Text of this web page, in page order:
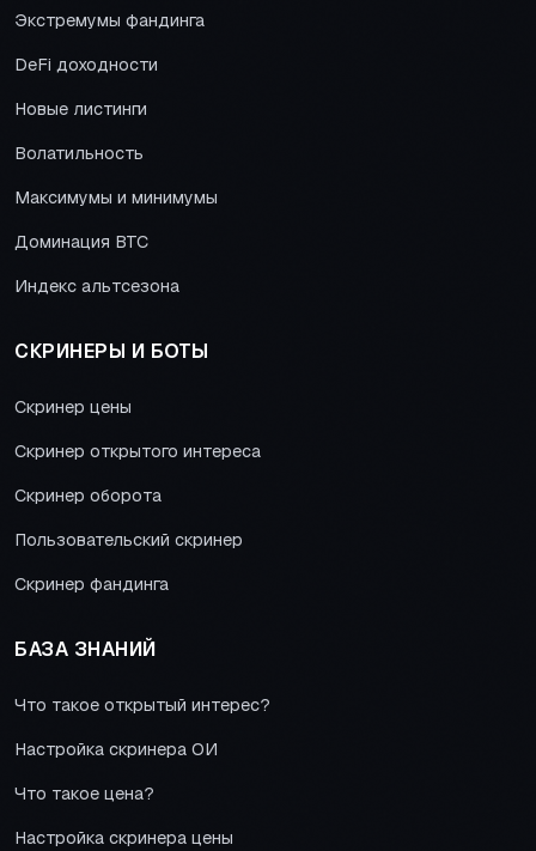
Экстремумы фандинга
DeFi доходности
Новые листинги
Волатильность
Максимумы и минимумы
Доминация BTC
Индекс альтсезона
СКРИНЕРЫ И БОТЫ
Скринер цены
Скринер открытого интереса
Скринер оборота
Пользовательский скринер
Скринер фандинга
БАЗА ЗНАНИЙ
Что такое открытый интерес?
Настройка скринера ОИ
Что такое цена?
Настройка скринера цены